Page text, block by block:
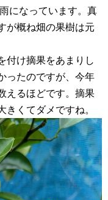
になっています。真
が概ね畑の果樹は元
付け摘果をあまりし
ったのですが、今年
えるほどです。摘果
きくてダメですね。